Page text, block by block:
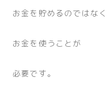
お金を貯めるのではなく
お金を使うことが
必要です。